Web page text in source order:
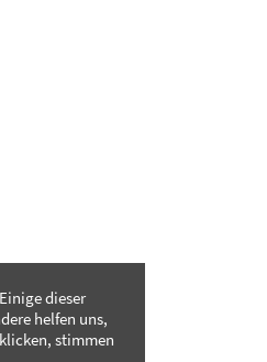
dieser
helfen uns,
stimmen